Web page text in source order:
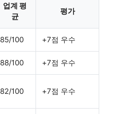
업계 평
균
평가
85/100 +7점 우수
88/100 +7점 우수
82/100 +7점 우수